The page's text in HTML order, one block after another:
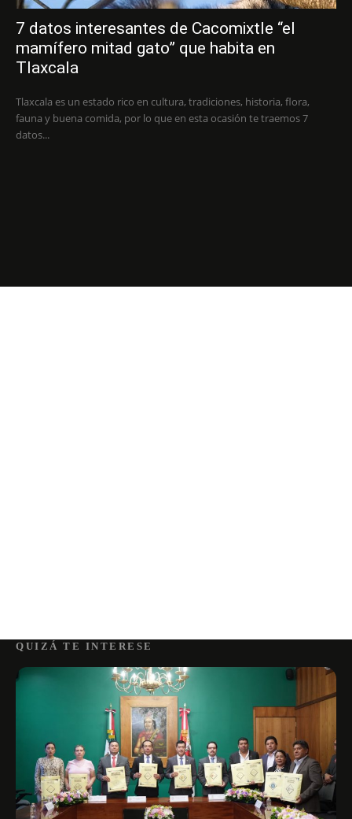
7 datos interesantes de Cacomixtle “el
mamífero mitad gato” que habita en
Tlaxcala
Tlaxcala es un estado rico en cultura, tradiciones, historia, flora,
fauna y buena comida, por lo que en esta ocasión te traemos 7
datos...
QUIZÁ TE INTERESE